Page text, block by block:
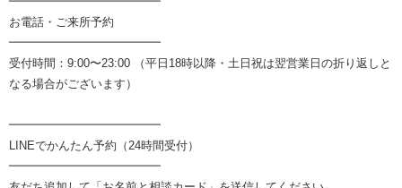
お電話・ご来所予約
━━━━━━━━━━━━━
受付時間：9:00〜23:00 （平日18時以降・土日祝は翌営業日の折り返しと
なる場合がございます）
━━━━━━━━━━━━━
LINEでかんたん予約（24時間受付）
━━━━━━━━━━━━━